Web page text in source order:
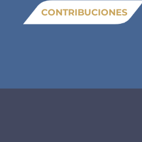
CONTRIBUCIONES